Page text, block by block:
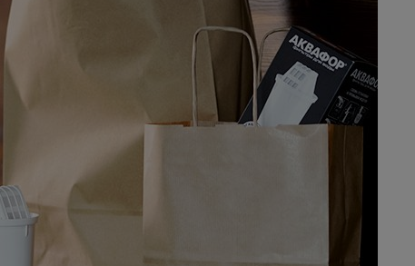
Такое серебро обеспечивает
внутри системы, но, в отличие от
углем, не смывается в уже